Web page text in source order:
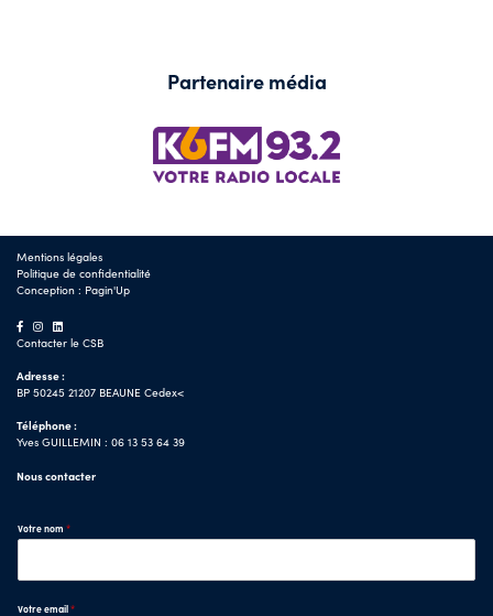
Partenaire média
Mentions légales
Politique de confidentialité
Conception : Pagin'Up
Contacter le CSB
Adresse :
BP 50245 21207 BEAUNE Cedex<
Téléphone :
Yves GUILLEMIN : 06 13 53 64 39
Nous contacter
Votre nom *
Votre email*